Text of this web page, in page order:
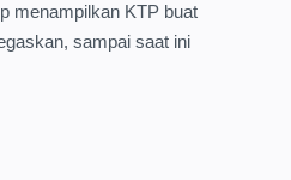
menampilkan KTP buat
sampai saat ini